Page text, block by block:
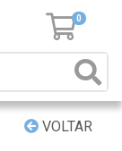
0
VOLTAR